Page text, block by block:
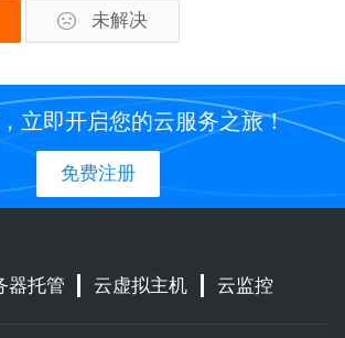
未解决
立即开启您的云服务之旅！
免费注册
器托管 云虚拟主机 云监控